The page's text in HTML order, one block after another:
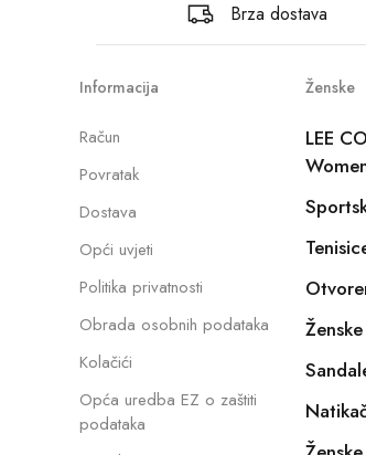
Brza dostava
Informacija
Račun
Povratak
Dostava
Opći uvjeti
Politika privatnosti
Obrada osobnih podataka
Kolačići
Opća uredba EZ o zaštiti
podataka
Ženske
LEE